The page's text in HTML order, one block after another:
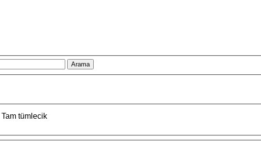
Arama
Tam tümlecik